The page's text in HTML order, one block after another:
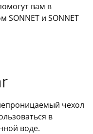
вам в
и SONNET
чехол
в
воде.